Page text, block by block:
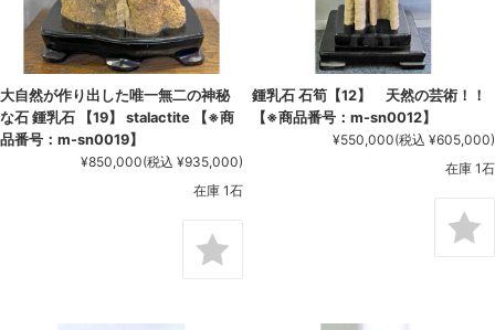
大自然が作り出した唯一無二の神秘
な石 鍾乳石 【19】 stalactite 【※商
品番号：m-sn0019】
¥850,000(税込 ¥935,000)
在庫 1石
鍾乳石 石筍【12】 天然の芸術！！
【※商品番号：m-sn0012】
¥550,000(税込 ¥605,000)
在庫 1石